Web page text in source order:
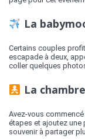
La
Certains couples
escapade à deux,
coller quelques
La
Avez-vous
étapes et ajoutez une
souvenir à partager